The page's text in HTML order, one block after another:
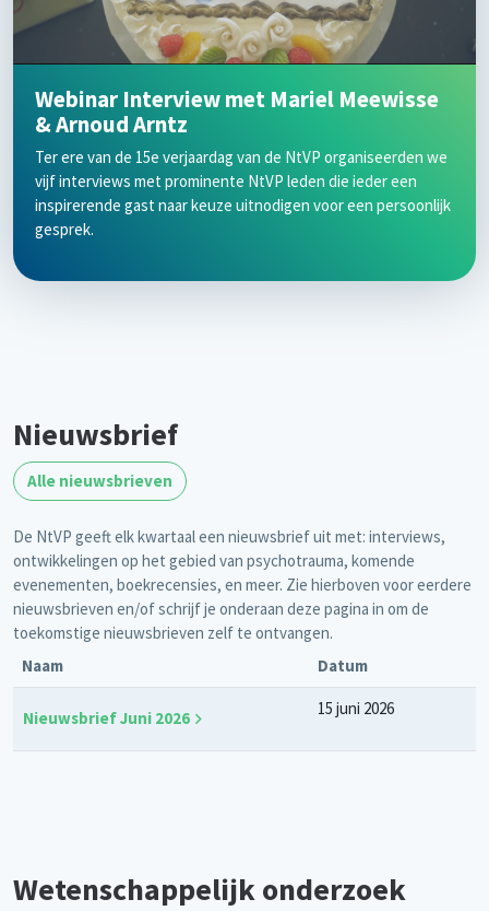
Webinar Interview met Mariel Meewisse
& Arnoud Arntz
Ter ere van de 15e verjaardag van de NtVP organiseerden we
vijf interviews met prominente NtVP leden die ieder een
inspirerende gast naar keuze uitnodigen voor een persoonlijk
gesprek.
Nieuwsbrief
Alle nieuwsbrieven
De NtVP geeft elk kwartaal een nieuwsbrief uit met: interviews,
ontwikkelingen op het gebied van psychotrauma, komende
evenementen, boekrecensies, en meer. Zie hierboven voor eerdere
nieuwsbrieven en/of schrijf je onderaan deze pagina in om de
toekomstige nieuwsbrieven zelf te ontvangen.
Naam
Datum
Nieuwsbrief Juni 2026 15 juni 2026
Wetenschappelijk onderzoek